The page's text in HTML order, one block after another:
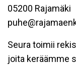
05200 Rajamäki
Seura toimii
joita keräämme